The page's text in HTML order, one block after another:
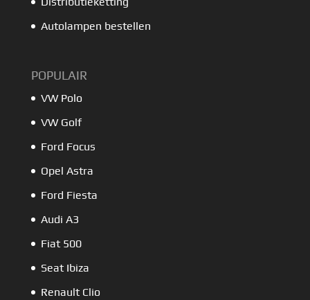
Autolampen bestellen
POPULAIR
VW Polo
VW Golf
Ford Focus
Opel Astra
Ford Fiesta
Audi A3
Fiat 500
Seat Ibiza
Renault Clio